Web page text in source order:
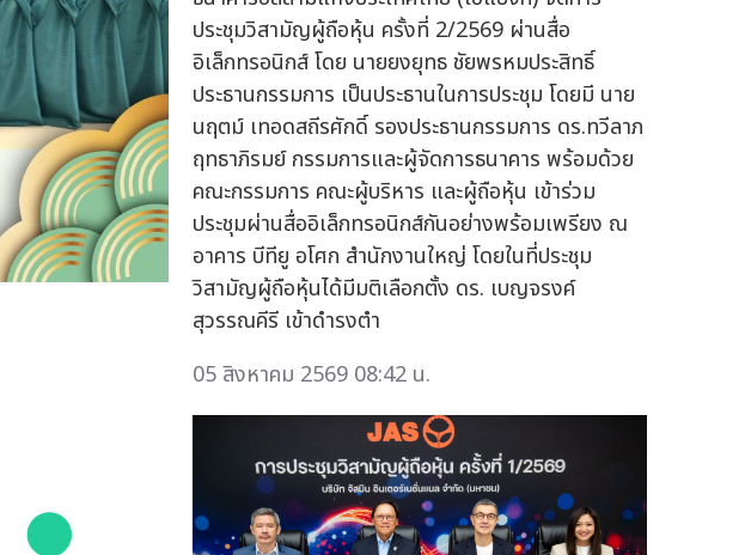
ประชุมวิสามัญผู้ถือหุ้น ครั้งที่ 2/2569 ผ่านสื่อ
อิเล็กทรอนิกส์ โดย นายยงยุทธ ชัยพรหมประสิทธิ์
ประธานกรรมการ เป็นประธานในการประชุม โดยมี นาย
นฤตม์ เทอดสถีรศักดิ์ รองประธานกรรมการ ดร.ทวีลาภ
ฤทธาภิรมย์ กรรมการและผู้จัดการธนาคาร พร้อมด้วย
คณะกรรมการ คณะผู้บริหาร และผู้ถือหุ้น เข้าร่วม
ประชุมผ่านสื่ออิเล็กทรอนิกส์กันอย่างพร้อมเพรียง ณ
อาคาร บีทียู อโศก สำนักงานใหญ่ โดยในที่ประชุม
วิสามัญผู้ถือหุ้นได้มีมติเลือกตั้ง ดร. เบญจรงค์
สุวรรณคีรี เข้าดำรงตำ
05 สิงหาคม 2569 08:42 น.